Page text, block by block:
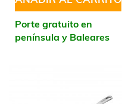
Porte gratuito en
península y Baleares